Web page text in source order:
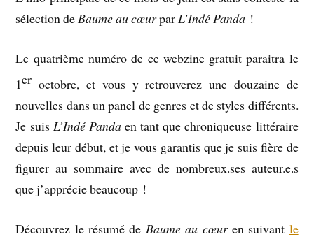
sélection deBaume au cœurparL’Indé Panda !
Le quatrième numéro de ce webzine gratuit paraitra le
1er octobre, et vous y retrouverez une douzaine de
nouvelles dans un panel de genres et de styles différents.
Je suis L’Indé Pandaen tant que chroniqueuse littéraire
depuis leur début, et je vous garantis que je suis fière de
figurer au sommaire avec de nombreux.ses auteur.e.s
que j’apprécie beaucoup !
Découvrez le résumé de Baume au cœuren suivant le